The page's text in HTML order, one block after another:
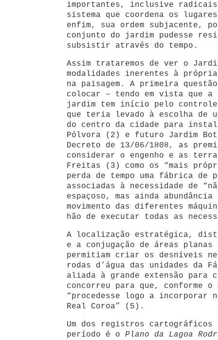
importantes, inclusive
sistema que coordena os
enfim, sua ordem subjacente,
conjunto do jardim pudesse
subsistir através do tempo.
Assim trataremos de ver o
modalidades inerentes à
na paisagem. A primeira questão
colocar – tendo em vista que a
jardim tem início pelo
que teria levado à escolha de
do centro da cidade para
Pólvora (2) e futuro Jardim
Decreto de 13/06/1808, as
considerar o engenho e as
Freitas (3) como os “mais
perda de tempo uma fábrica de
associadas à necessidade de
espaçoso, mas ainda
movimento das diferentes
hão de executar todas as
A localização estratégica,
e a conjugação de áreas planas
permitiam criar os desníveis
rodas d’água das unidades da
aliada à grande extensão para
concorreu para que, conforme o
“procedesse logo a incorporar
Real Coroa” (5).
Um dos registros cartográficos
período é o Plano da Lagoa